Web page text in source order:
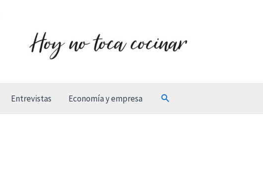
Entrevistas Economía y empresa Buscar